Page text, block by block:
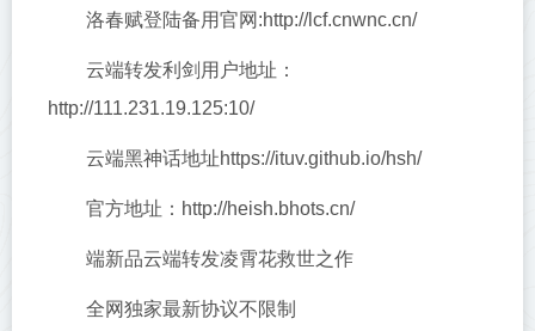
洛春赋登陆备用官网:http://lcf.cnwnc.cn/
云端转发利剑用户地址：
http://111.231.19.125:10/
云端黑神话地址https://ituv.github.io/hsh/
官方地址：http://heish.bhots.cn/
端新品云端转发凌霄花救世之作
全网独家最新协议不限制